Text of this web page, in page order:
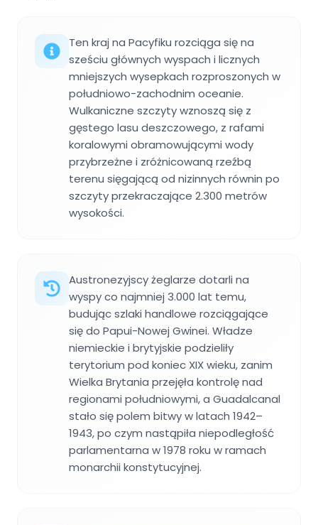
Ten kraj na Pacyfiku rozciąga się na
sześciu głównych wyspach i licznych
mniejszych wysepkach rozproszonych w
południowo-zachodnim oceanie.
Wulkaniczne szczyty wznoszą się z
gęstego lasu deszczowego, z rafami
koralowymi obramowującymi wody
przybrzeżne i zróżnicowaną rzeźbą
terenu sięgającą od nizinnych równin po
szczyty przekraczające 2.300 metrów
wysokości.
Austronezyjscy żeglarze dotarli na
wyspy co najmniej 3.000 lat temu,
budując szlaki handlowe rozciągające
się do Papui-Nowej Gwinei. Władze
niemieckie i brytyjskie podzieliły
terytorium pod koniec XIX wieku, zanim
Wielka Brytania przejęła kontrolę nad
regionami południowymi, a Guadalcanal
stało się polem bitwy w latach 1942–
1943, po czym nastąpiła niepodległość
parlamentarna w 1978 roku w ramach
monarchii konstytucyjnej.